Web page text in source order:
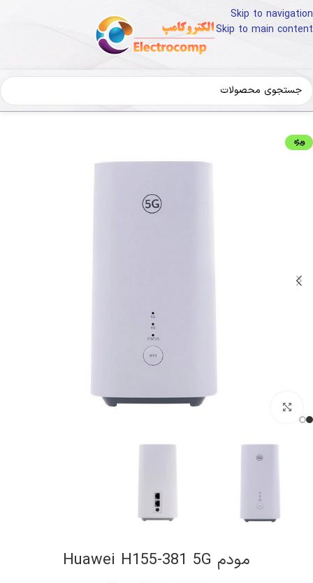
Skip to navigation
Skip to main content
خانه کالای دیجیتال تجهیزات شبکه روتر-مودم ADSL
ویژه
کلیک برای بزرگنمایی
مودم Huawei H155-381 5G